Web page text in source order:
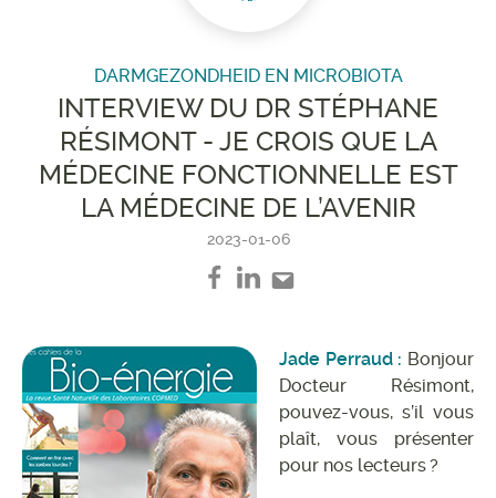
DARMGEZONDHEID EN MICROBIOTA
INTERVIEW DU DR STÉPHANE
RÉSIMONT - JE CROIS QUE LA
MÉDECINE FONCTIONNELLE EST
LA MÉDECINE DE L’AVENIR
2023-01-06
Jade Perraud : Bonjour
Docteur Résimont,
pouvez-vous, s’il vous
plaît, vous présenter
pour nos lecteurs ?